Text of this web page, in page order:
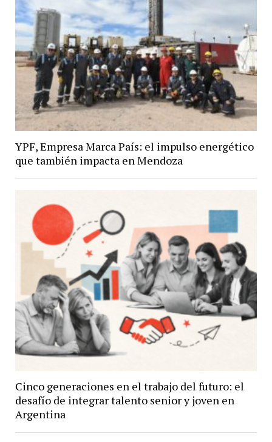
YPF, Empresa Marca País: el impulso energético
que también impacta en Mendoza
Cinco generaciones en el trabajo del futuro: el
desafío de integrar talento senior y joven en
Argentina